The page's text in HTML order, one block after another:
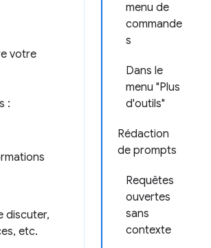
menu de
commande
s
Dans le
menu "Plus
d'outils"
Rédaction
de prompts
Requêtes
ouvertes
sans
contexte
votre
:
discuter,
etc.